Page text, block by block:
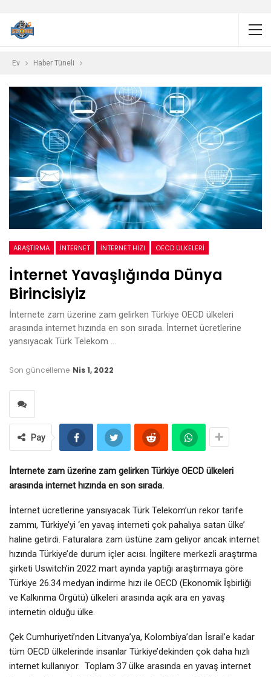
Ev Haber Tüneli
ARAŞTIRMA INTERNET İNTERNET HIZI OECD ÜLKELERI
İnternet Yavaşlığında Dünya
Birincisiyiz
İnternete zam üzerine zam gelirken Türkiye OECD ülkeleri
arasında internet hızında en son sırada. İnternet ücretlerine
yansıyacak Türk Telekom …
Son güncelleme Nis 1, 2022
Pay
İnternete zam üzerine zam gelirken Türkiye OECD ülkeleri
arasında internet hızında en son sırada.
İnternet ücretlerine yansıyacak Türk Telekom’un rekor tarife
zammı, Türkiye’yi ‘en yavaş interneti çok pahalıya satan ülke’
haline getirdi. Faturalara zam üstüne zam geliyor ancak internet
hızında Türkiye’de durum içler acısı. İngiltere merkezli araştırma
şirketi Uswitch’in 2022 mart ayında yaptığı araştırmaya göre
Türkiye 26.34 medyan indirme hızı ile OECD (Ekonomik İşbirliği
ve Kalkınma Örgütü) ülkeleri arasında açık ara en yavaş
internetin olduğu ülke.
Çek Cumhuriyeti’nden Litvanya’ya, Kolombiya’dan İsrail’e kadar
tüm OECD ülkelerinde insanlar Türkiye’dekinden çok daha hızlı
internet kullanıyor. Toplam 37 ülke arasında en yavaş internet